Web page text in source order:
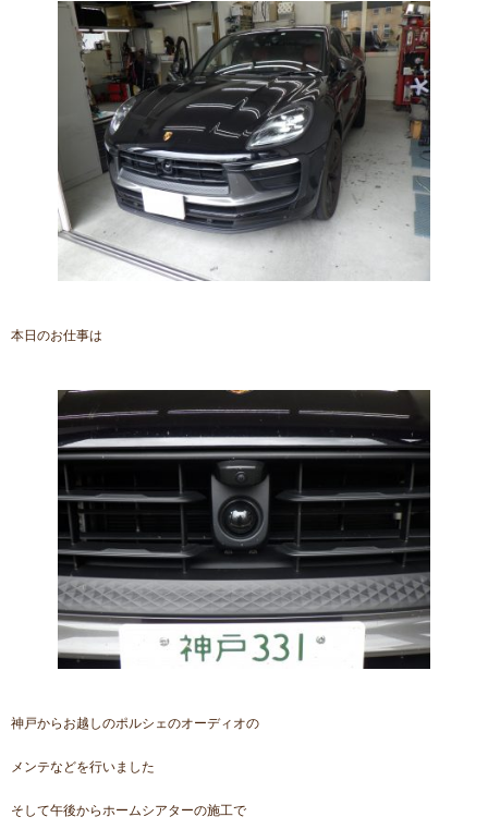
本日のお仕事は
神戸からお越しのポルシェのオーディオの
メンテなどを行いました
そして午後からホームシアターの施工で